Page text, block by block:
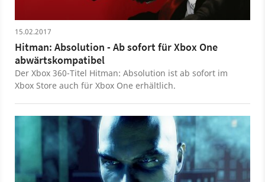
15.02.2017
Hitman: Absolution - Ab sofort für Xbox One
abwärtskompatibel
Der Xbox 360-Titel Hitman: Absolution ist ab sofort im
Xbox Store auch für Xbox One erhältlich.